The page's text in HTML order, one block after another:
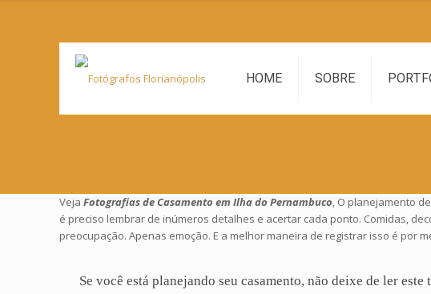
HOME SOBRE
VejaFotografias de Casamento em Ilha do Pernambuco, O planejamento
é preciso lembrar de inúmeros detalhes e acertar cada ponto. Comidas,
preocupação. Apenas emoção. E a melhor maneira de registrar isso é por
Se você está planejando seucasamento, não deixe de ler